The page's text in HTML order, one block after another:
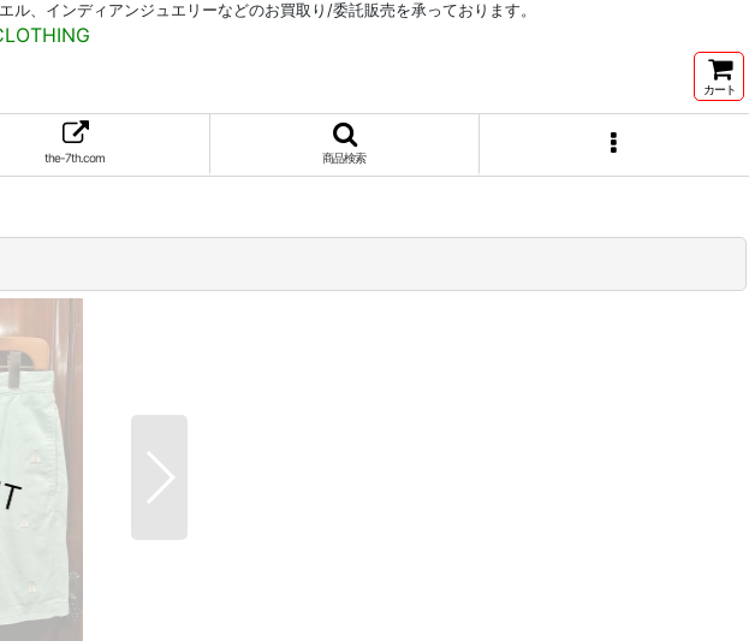
、インディアンジュエリーなどのお買取り/委託販売を承っております。
カート
the-7th.com 商品検索